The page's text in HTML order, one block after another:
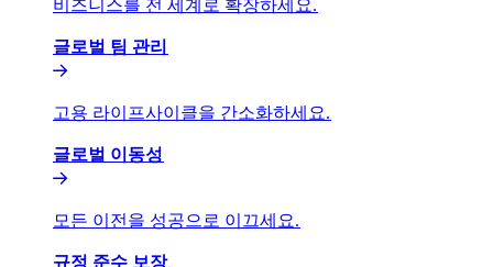
비즈니스를 전 세계로 확장하세요.​​
글로벌 팀 관리​​
고용 라이프사이클을 간소화하세요.​​
글로벌 이동성​​
모든 이전을 성공으로 이끄세요.​​
규정 준수 보장​​